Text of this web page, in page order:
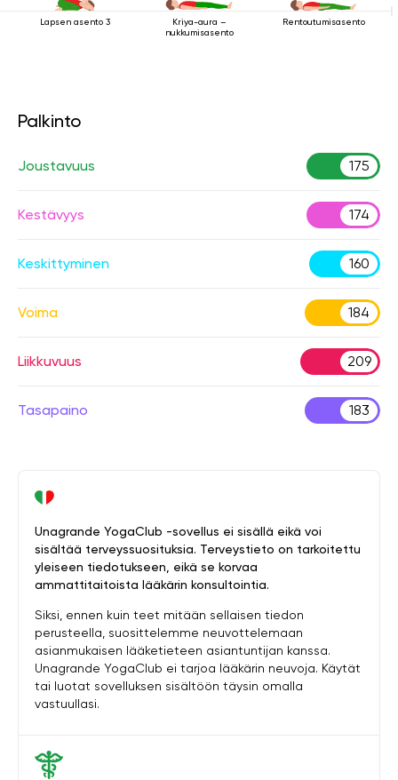
Lapsen asento 3
Kriya-aura –
nukkumisasento
Rentoutumisasento
Palkinto
Joustavuus 175
Kestävyys 174
Keskittyminen 160
Voima 184
Liikkuvuus 209
Tasapaino 183
Unagrande YogaClub -sovellus ei sisällä eikä voi
sisältää terveyssuosituksia. Terveystieto on tarkoitettu
yleiseen tiedotukseen, eikä se korvaa
ammattitaitoista lääkärin konsultointia.
Siksi, ennen kuin teet mitään sellaisen tiedon
perusteella, suosittelemme neuvottelemaan
asianmukaisen lääketieteen asiantuntijan kanssa.
Unagrande YogaClub ei tarjoa lääkärin neuvoja. Käytät
tai luotat sovelluksen sisältöön täysin omalla
vastuullasi.